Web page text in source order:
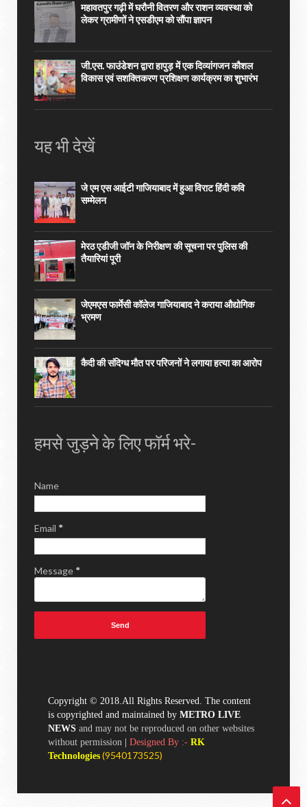
महावतपुर गढ़ी में घरौनी वितरण और राशन व्यवस्था को
लेकर ग्रामीणों ने एसडीएम को सौंपा ज्ञापन
जी.एस. फाउंडेशन द्वारा हापुड़ में एक दिव्यांगजन कौशल
विकास एवं सशक्तिकरण प्रशिक्षण कार्यक्रम का शुभारंभ
यह भी देखें
जे एम एस आईटी गाजियाबाद में हुआ विराट हिंदी कवि
सम्मेलन
मेरठ एडीजी जॉन के निरीक्षण की सूचना पर पुलिस की
तैयारियां पूरी
जेएमएस फार्मेसी कॉलेज गाजियाबाद ने कराया औद्योगिक
भ्रमण
कैदी की संदिग्ध मौत पर परिजनों ने लगाया हत्या का आरोप
हमसे जुड़ने के लिए फॉर्म भरे-
Name
Email *
Message *
Copyright © 2018.All Rights Reserved. The content
is copyrighted and maintained by METRO LIVE
NEWS and may not be reproduced on other websites
without permission
Designed By :- RK
Technologies (9540173525)